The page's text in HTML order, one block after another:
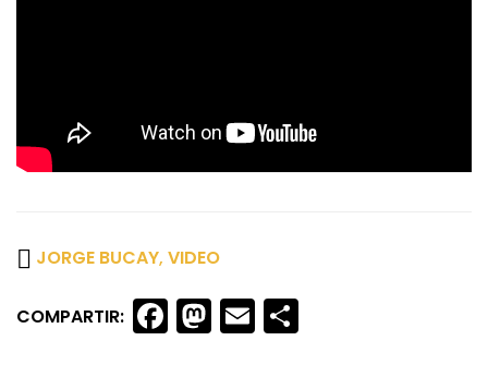
JORGE BUCAY, VIDEO
COMPARTIR: Facebook
Mastodon
Email